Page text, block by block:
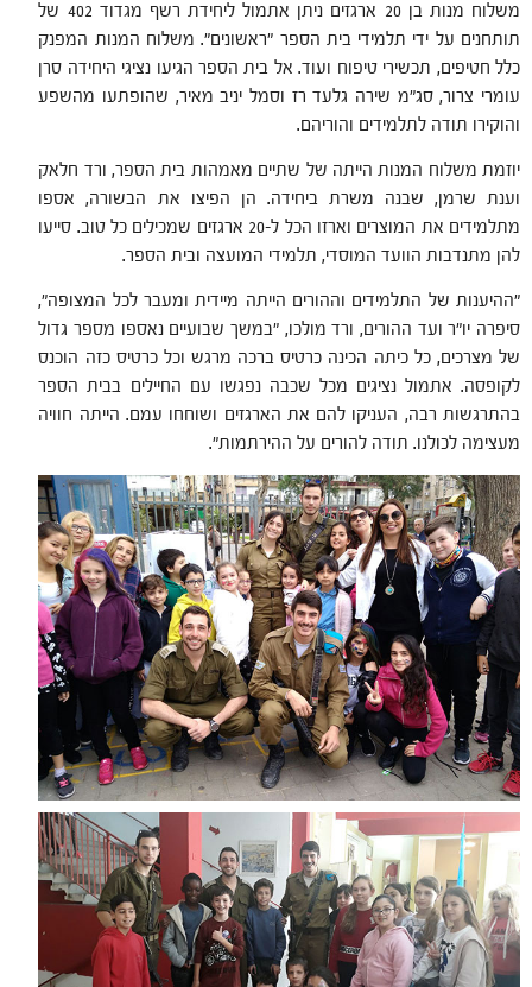
משלוח מנות בן 20 ארגזים ניתן אתמול ליחידת רשף מגדוד 402 של
תותחנים על ידי תלמידי בית הספר "ראשונים". משלוח המנות המפנק
כלל חטיפים, תכשירי טיפוח ועוד. אל בית הספר הגיעו נציגי היחידה סרן
עומרי צרור, סג"מ שירה גלעד רז וסמל יניב מאיר, שהופתעו מהשפע
והוקירו תודה לתלמידים והוריהם.
יוזמת משלוח המנות הייתה של שתיים מאמהות בית הספר, ורד חלאק
וענת שרמן, שבנה משרת ביחידה. הן הפיצו את הבשורה, אספו
מתלמידים את המוצרים וארזו הכל ל-20 ארגזים שמכילים כל טוב. סייעו
להן מתנדבות הוועד המוסדי, תלמידי המועצה ובית הספר.
"ההיענות של התלמידים וההורים הייתה מיידית ומעבר לכל המצופה",
סיפרה יו"ר ועד ההורים, ורד מולכו, "במשך שבועיים נאספו מספר גדול
של מצרכים, כל כיתה הכינה כרטיס ברכה מרגש וכל כרטיס כזה הוכנס
לקופסה. אתמול נציגים מכל שכבה נפגשו עם החיילים בבית הספר
בהתרגשות רבה, העניקו להם את הארגזים ושוחחו עמם. הייתה חוויה
מעצימה לכולנו. תודה להורים על ההירתמות".